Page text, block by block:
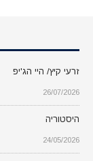
זרעי קיץ/ היי הג'יפ
26/07/2026
היסטוריה
24/05/2026